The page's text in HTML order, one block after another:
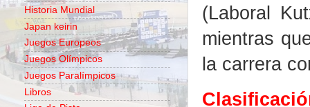
(Laboral
mientras
la carrera
Historia Mundial
Japan keirin
Juegos Europeos
Juegos Olímpicos
Juegos Paralímpicos
Libros